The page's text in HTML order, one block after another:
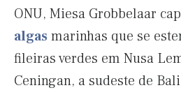
ONU, Miesa Grobbelaar
algas marinhas que se
fileiras verdes em Nusa
Ceningan, a sudeste de